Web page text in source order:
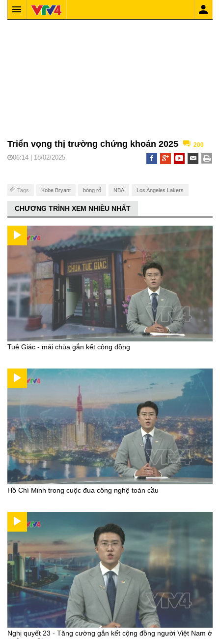
Triển vọng thị trường chứng khoán 2025 200
06:14 | 18/02/2025
Tags Kobe Bryant bóng rổ NBA Los Angeles Lakers
CHƯƠNG TRÌNH XEM NHIỀU NHẤT
Tuệ Giác - mái chùa gắn kết cộng đồng
Hồ Chí Minh trong cuộc đua công nghệ toàn cầu
Nghị quyết 23 - Tăng cường gắn kết cộng đồng người Việt Nam ở